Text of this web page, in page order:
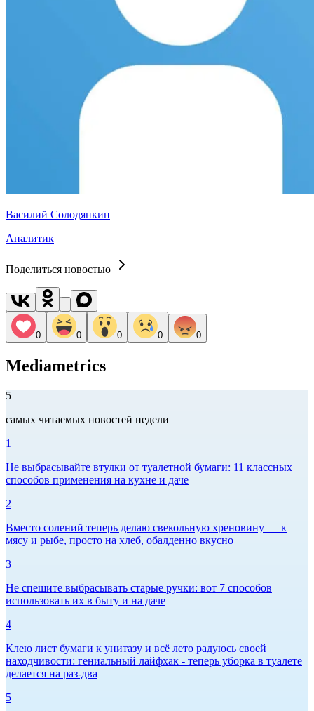
Василий Солодянкин
Аналитик
Поделиться новостью
0 0 0 0 0
Mediametrics
5
самых читаемых новостей недели
1
Не выбрасывайте втулки от туалетной бумаги: 11 классных
способов применения на кухне и даче
2
Вместо солений теперь делаю свекольную хреновину — к
мясу и рыбе, просто на хлеб, обалденно вкусно
3
Не спешите выбрасывать старые ручки: вот 7 способов
использовать их в быту и на даче
4
Клею лист бумаги к унитазу и всё лето радуюсь своей
находчивости: гениальный лайфхак - теперь уборка в туалете
делается на раз-два
5